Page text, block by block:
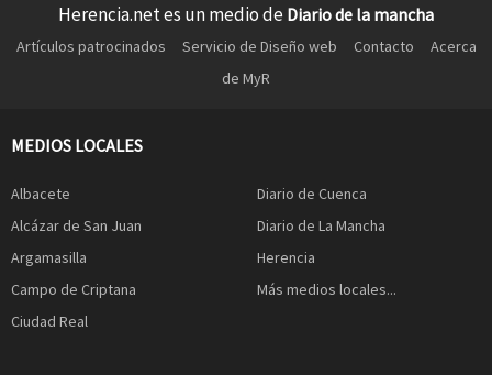
Herencia.net es un medio de Diario de la mancha
Artículos patrocinados Servicio de Diseño web Contacto
Acerca
de MyR
MEDIOS LOCALES
Albacete
Alcázar de San Juan
Argamasilla
Campo de Criptana
Ciudad Real
Diario de Cuenca
Diario de La Mancha
Herencia
Más medios locales...